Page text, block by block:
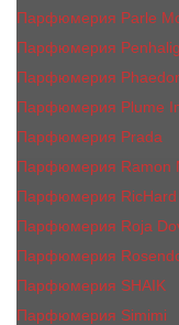
Парфюмерия Parle
Парфюмерия
Парфюмерия
Парфюмерия Plume
Парфюмерия Prada
Парфюмерия Ramon
Парфюмерия RicHard
Парфюмерия Roja
Парфюмерия
Парфюмерия SHAIK
Парфюмерия Simimi